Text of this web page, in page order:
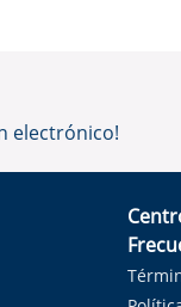
electrónico!